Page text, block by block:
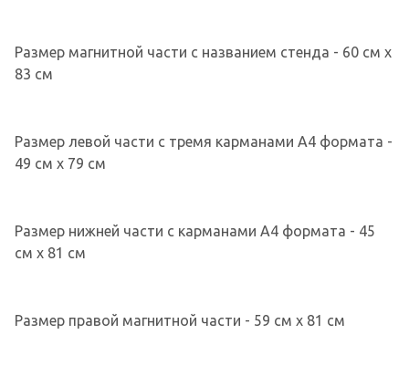
Размер магнитной части с названием стенда - 60 см х
83 см
Размер левой части с тремя карманами А4 формата -
49 см х 79 см
Размер нижней части с карманами А4 формата - 45
см х 81 см
Размер правой магнитной части - 59 см х 81 см